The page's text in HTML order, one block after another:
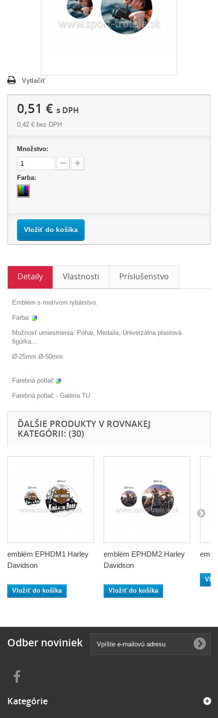
Vytlačiť
0,51 € s DPH
0,42 € bez DPH
Množstvo:
Farba:
Vložiť do košíka
Detaily Vlastnosti Príslušenstvo
Emblém s motívom rybárstvo.
Farba:
Možnosť umiestnenia: Pohár, Medaila, Univerzálna plastová
figúrka...
Ø-25mm Ø-50mm
Farebná potlač
Farebná potlač - Galéria TU
ĎALŠIE PRODUKTY V ROVNAKEJ
KATEGÓRII: (30)
emblém EPHDM1 Harley
Davidson
Vložiť do košíka
emblém EPHDM2 Harley
Davidson
Vložiť do košíka
Odber noviniek
Kategórie